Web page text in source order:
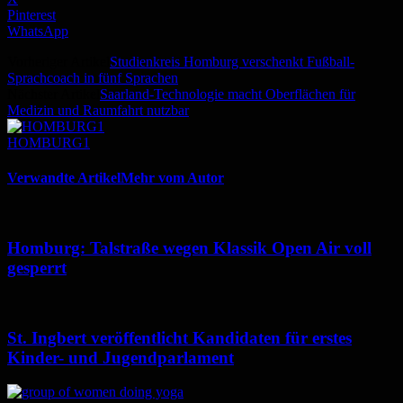
Pinterest
WhatsApp
Studienkreis Homburg verschenkt Fußball-
Sprachcoach in fünf Sprachen
Saarland-Technologie macht Oberflächen für
Medizin und Raumfahrt nutzbar
HOMBURG1
Verwandte ArtikelMehr vom Autor
Homburg: Talstraße wegen Klassik Open Air voll
gesperrt
St. Ingbert veröffentlicht Kandidaten für erstes
Kinder- und Jugendparlament